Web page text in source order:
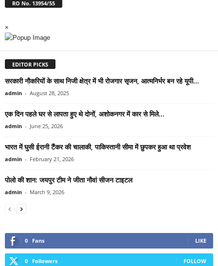
RO No. 13954/55
×
EDITOR PICKS
सरकारी नौकरियों के साथ निजी क्षेत्र में भी रोजगार सृजन, आत्मनिर्भर बन रहे यूपी...
admin - August 28, 2025
एक दिन पहले घर से लापता हुए थे दोनों, अशोकनगर में कार से मिले...
admin - June 25, 2026
भारत में घुसी ईरानी टैंकर की चालाकी, पाकिस्तानी सीमा में छुपकर हुआ था प्रवेश
admin - February 21, 2026
पोलो की शान: जयपुर टीम ने जीता नौवां सीजन टाइटल
admin - March 9, 2026
0 Fans LIKE
0 Followers FOLLOW